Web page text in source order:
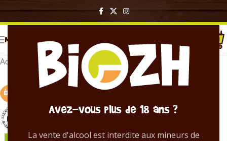
Avez-vous plus de 18 ans ?
La vente d'alcool est interdite aux mineurs de
MENU
Accueil Bières en bouteille
ÉPUISÉ !